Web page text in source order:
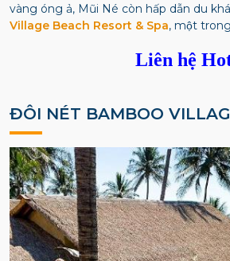
vàng óng ả, Mũi Né còn hấp dẫn du
Village Beach Resort & Spa, một
Liên hệ
ĐÔI NÉT BAMBOO